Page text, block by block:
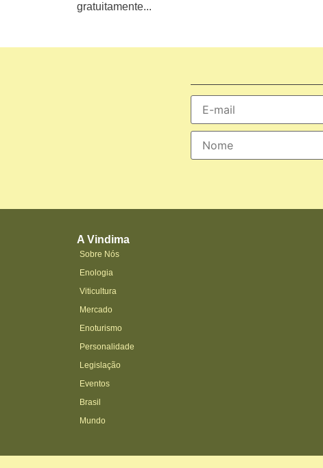
gratuitamente...
A Vindima
Sobre Nós
Enologia
Viticultura
Mercado
Enoturismo
Personalidade
Legislação
Eventos
Brasil
Mundo